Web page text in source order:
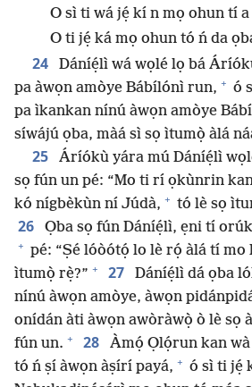
O sì ti wá jẹ́ kí n mọ ohun tí
O ti jẹ́ ká mọ ohun tó ń da
24
Dáníẹ́lì wá wọlé lọ bá
pa àwọn amòye Bábílónì run, + ó
pa ìkankan nínú àwọn amòye
síwájú ọba, màá sì sọ ìtumọ̀ àlá
25
Áríókù yára mú Dáníẹ́lì
sọ fún un pé: “Mo ti rí ọkùnrin
kó nígbèkùn ní Júdà, + tó lè sọ
26 Ọba sọ fún Dáníẹ́lì, ẹni tí
+ pé: “Ṣé lóòótọ́ lo lè rọ́ àlá tí mo
ìtumọ̀ rẹ̀?” + 27
Dáníẹ́lì dá ọba
nínú àwọn amòye, àwọn
onídán àti àwọn awòràwọ̀ ò lè sọ
fún un. + 28
Àmọ́ Ọlọ́run kan
tó ń ṣí àwọn àṣírí payá, + ó sì ti jẹ́